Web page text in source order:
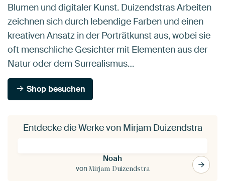
Blumen und digitaler Kunst. Duizendstras Arbeiten
zeichnen sich durch lebendige Farben und einen
kreativen Ansatz in der Porträtkunst aus, wobei sie
oft menschliche Gesichter mit Elementen aus der
Natur oder dem Surrealismus…
Shop besuchen
Entdecke die Werke von Mirjam Duizendstra
Noah
vonMirjam Duizendstra